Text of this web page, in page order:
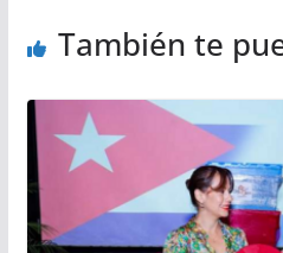
También te